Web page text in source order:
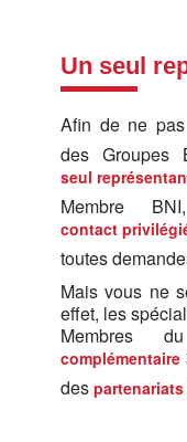
Un seul
Afin de ne
des Groupes
seul
Membre
contact
toutes
Mais vous ne
effet, les
Membres
complémentaire
des partenariats